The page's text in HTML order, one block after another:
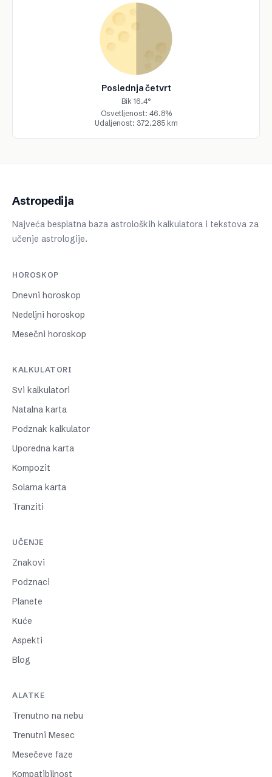
Poslednja četvrt
Bik 16.4°
Osvetljenost: 46.8%
Udaljenost: 372.285 km
Astropedija
Najveća besplatna baza astroloških kalkulatora i tekstova za
učenje astrologije.
HOROSKOP
Dnevni horoskop
Nedeljni horoskop
Mesečni horoskop
KALKULATORI
Svi kalkulatori
Natalna karta
Podznak kalkulator
Uporedna karta
Kompozit
Solarna karta
Tranziti
UČENJE
Znakovi
Podznaci
Planete
Kuće
Aspekti
Blog
ALATKE
Trenutno na nebu
Trenutni Mesec
Mesečeve faze
Kompatibilnost